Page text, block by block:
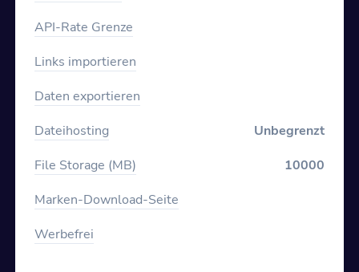
API-Rate Grenze
Links importieren
Daten exportieren
Dateihosting
Unbegrenzt
File Storage (MB)
10000
Marken-Download-Seite
Werbefrei